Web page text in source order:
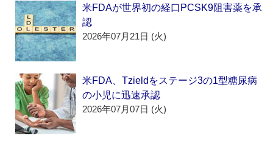
米FDAが世界初の経口PCSK9阻害薬を承
認
2026年07月21日 (火)
米FDA、Tzieldをステージ3の1型糖尿病
の小児に迅速承認
2026年07月07日 (火)